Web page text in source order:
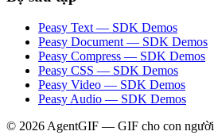
Peasy Text — SDK Demos
Peasy Document — SDK Demos
Peasy Compress — SDK Demos
Peasy CSS — SDK Demos
Peasy Video — SDK Demos
Peasy Audio — SDK Demos
© 2026 AgentGIF — GIF cho con